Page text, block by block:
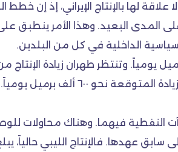
لها بالإنتاج الإيراني، إذ إن خطط
المدى البعيد. وهذا الأمر ينطبق على
الداخلية في كل من البلدين.
برميل يومياً. وتنتظر طهران زيادة
كارون النفطية، التي تأخر الإنتاج منها بسبب الخلافات مع الشركة الصينية العاملة
النفطية فيهما. وهناك محاولات